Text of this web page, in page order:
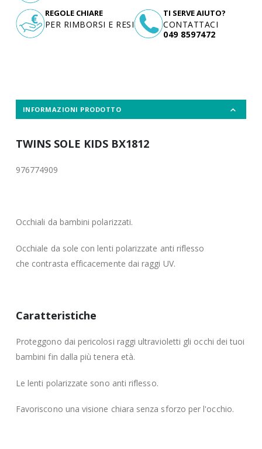
TI SERVE AIUTO?
CONTATTACI
049 8597472
REGOLE CHIARE
PER RIMBORSI E RESI
INFORMAZIONI PRODOTTO
TWINS SOLE KIDS BX1812
976774909
Occhiali da bambini polarizzati.
Occhiale da sole con lenti polarizzate anti riflesso
che contrasta efficacemente dai raggi UV.
Caratteristiche
Proteggono dai pericolosi raggi ultravioletti gli occhi dei tuoi
bambini fin dalla più tenera età.
Le lenti polarizzate sono anti riflesso.
Favoriscono una visione chiara senza sforzo per l'occhio.